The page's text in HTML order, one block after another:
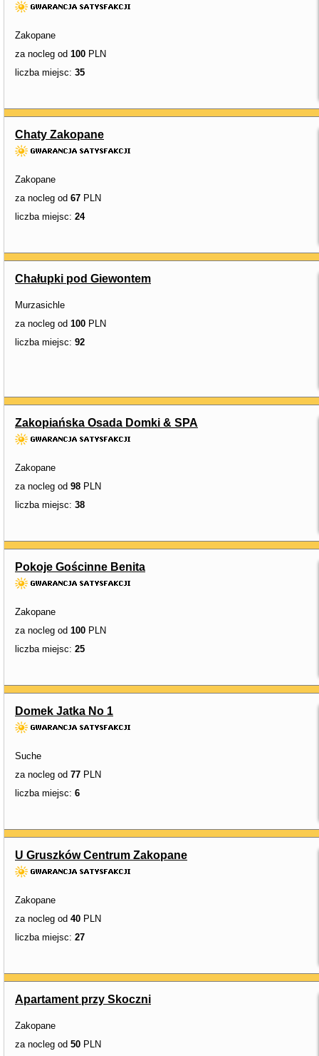
Zakopane
za nocleg od 100 PLN
liczba miejsc: 35
Chaty Zakopane
Zakopane
za nocleg od 67 PLN
liczba miejsc: 24
Chałupki pod Giewontem
Murzasichle
za nocleg od 100 PLN
liczba miejsc: 92
Zakopiańska Osada Domki & SPA
Zakopane
za nocleg od 98 PLN
liczba miejsc: 38
Pokoje Gościnne Benita
Zakopane
za nocleg od 100 PLN
liczba miejsc: 25
Domek Jatka No 1
Suche
za nocleg od 77 PLN
liczba miejsc: 6
U Gruszków Centrum Zakopane
Zakopane
za nocleg od 40 PLN
liczba miejsc: 27
Apartament przy Skoczni
Zakopane
za nocleg od 50 PLN